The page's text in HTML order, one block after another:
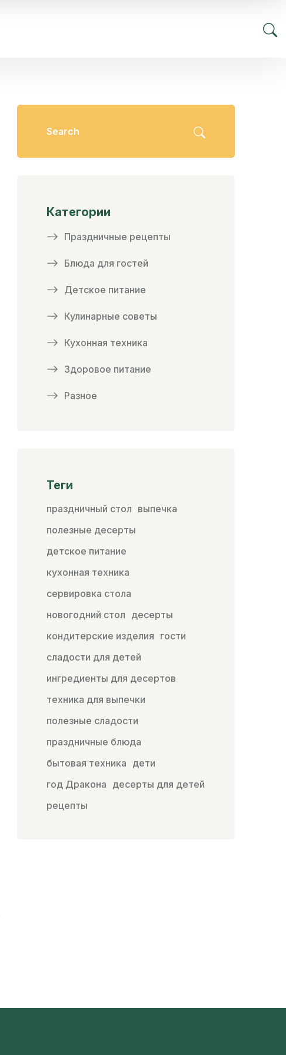
Категории
Праздничные рецепты
Блюда для гостей
Детское питание
Кулинарные советы
Кухонная техника
Здоровое питание
Разное
Теги
праздничный стол выпечка
полезные десерты
детское питание
кухонная техника
сервировка стола
новогодний стол десерты
кондитерские изделия гости
сладости для детей
ингредиенты для десертов
техника для выпечки
полезные сладости
праздничные блюда
бытовая техника дети
год Дракона десерты для детей
рецепты